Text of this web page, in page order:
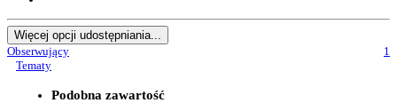
Więcej opcji udostępniania...
Obserwujący
1
Tematy
Podobna zawartość